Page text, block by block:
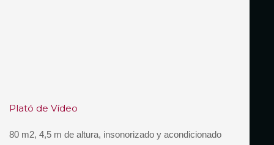
Plató de Vídeo
80 m2, 4,5 m de altura, insonorizado y acondicionado